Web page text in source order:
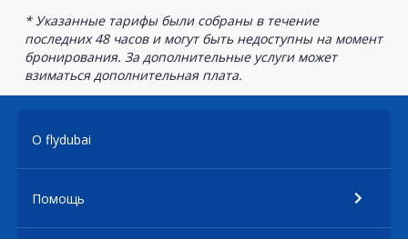
* Указанные тарифы были собраны в течение
последних 48 часов и могут быть недоступны на момент
бронирования. За дополнительные услуги может
взиматься дополнительная плата.
О flydubai
Помощь